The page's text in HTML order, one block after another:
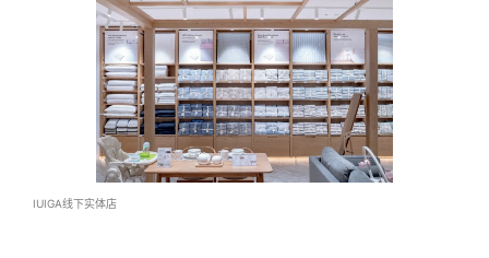
IUIGA线下实体店